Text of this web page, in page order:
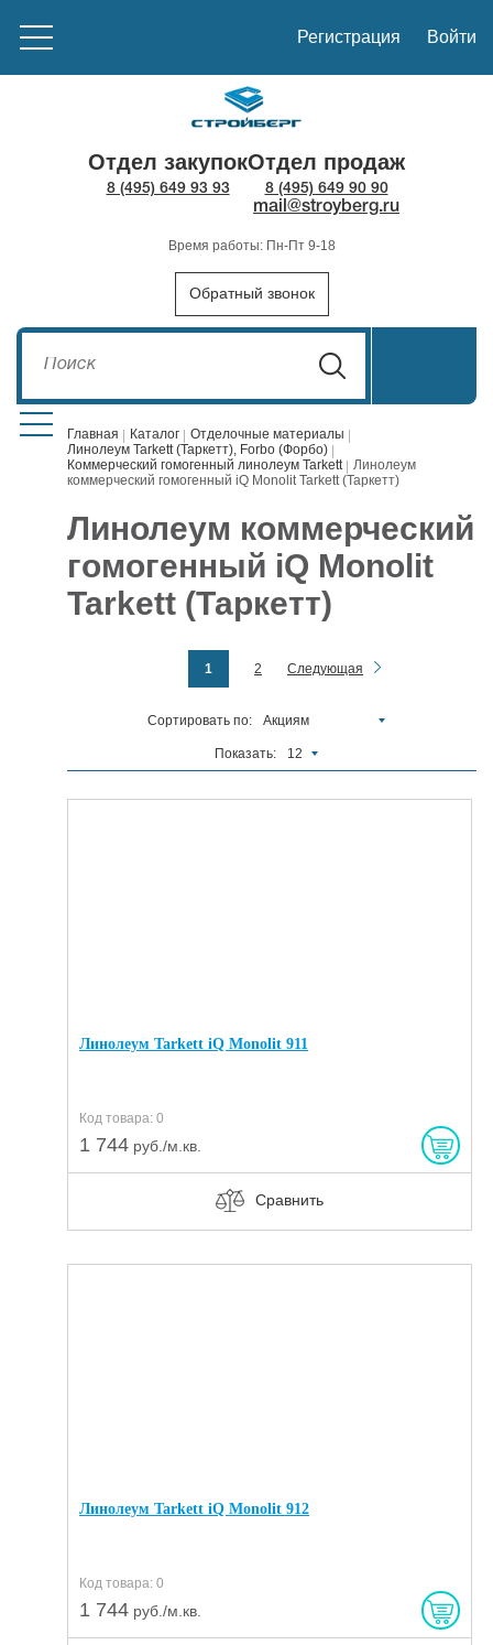
Регистрация Войти
Отдел закупок
8 (495) 649 93 93
Отдел продаж
8 (495) 649 90 90
mail@stroyberg.ru
Время работы: Пн-Пт 9-18
Обратный звонок
Стройматериалы 1908
Отделочные
материалы
5927
Инструменты 485
и Пожарное
196
освещение
Главная Каталог
Отделочные материалы
Линолеум Tarkett (Таркетт), Forbo (Форбо)
Коммерческий гомогенный линолеум Tarkett
Линолеум
коммерческий гомогенный iQ Monolit Tarkett (Таркетт)
Линолеум коммерческий
гомогенный iQ Monolit
Tarkett (Таркетт)
1 2 Следующая
Сортировать по: Акциям
Показать: 12
Линолеум Tarkett iQ Monolit 911
Код товара: 0
1 744 руб./м.кв.
Сравнить
Линолеум Tarkett iQ Monolit 912
Код товара: 0
1 744 руб./м.кв.